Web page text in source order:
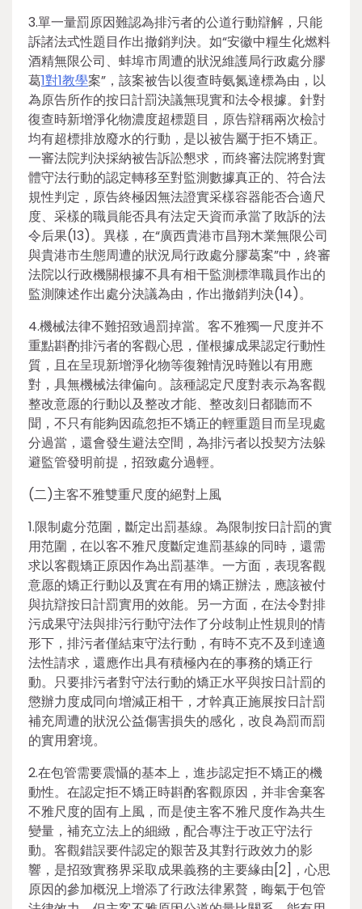
3.單一量罰原因難認為排污者的公道行動辯解，只能
訴諸法式性題目作出撤銷判決。如“安徽中糧生化燃料
酒精無限公司、蚌埠市周遭的狀況維護局行政處分膠
葛1對1教學案”，該案被告以復查時氨氮達標為由，以
為原告所作的按日計罰決議無現實和法令根據。針對
復查時新增淨化物濃度超標題目，原告辯稱兩次檢討
均有超標排放廢水的行動，是以被告屬于拒不矯正。
一審法院判決採納被告訴訟懇求，而終審法院將對實
體守法行動的認定轉移至對監測數據真正的、符合法
規性判定，原告終極因無法證實采樣容器能否合適尺
度、采樣的職員能否具有法定天資而承當了敗訴的法
令后果(13)。異樣，在“廣西貴港市昌翔木業無限公司
與貴港市生態周遭的狀況局行政處分膠葛案”中，終審
法院以行政機關根據不具有相干監測標準職員作出的
監測陳述作出處分決議為由，作出撤銷判決(14)。
4.機械法律不難招致過罰掉當。客不雅獨一尺度并不
重點斟酌排污者的客觀心思，僅根據成果認定行動性
質，且在呈現新增淨化物等復雜情況時難以有用應
對，具無機械法律偏向。該種認定尺度對表示為客觀
整改意愿的行動以及整改才能、整改刻日都聽而不
聞，不只有能夠因疏忽拒不矯正的輕重題目而呈現處
分過當，還會發生避法空間，為排污者以投契方法躲
避監管發明前提，招致處分過輕。
(二)主客不雅雙重尺度的絕對上風
1.限制處分范圍，斷定出罰基線。為限制按日計罰的實
用范圍，在以客不雅尺度斷定進罰基線的同時，還需
求以客觀矯正原因作為出罰基準。一方面，表現客觀
意愿的矯正行動以及實在有用的矯正辦法，應該被付
與抗辯按日計罰實用的效能。另一方面，在法令對排
污成果守法與排污行動守法作了分歧制止性規則的情
形下，排污者僅結束守法行動，有時不克不及到達適
法性請求，還應作出具有積極內在的事務的矯正行
動。只要排污者對守法行動的矯正水平與按日計罰的
懲辦力度成同向增減正相干，才幹真正施展按日計罰
補充周遭的狀況公益傷害損失的感化，改良為罰而罰
的實用窘境。
2.在包管需要震懾的基本上，進步認定拒不矯正的機
動性。在認定拒不矯正時斟酌客觀原因，并非舍棄客
不雅尺度的固有上風，而是使主客不雅尺度作為共生
變量，補充立法上的細緻，配合專注于改正守法行
動。客觀錯誤要件認定的艱苦及其對行政效力的影
響，是招致實務界采取成果義務的主要緣由[2]，心思
原因的參加概況上增添了行政法律累贅，晦氣于包管